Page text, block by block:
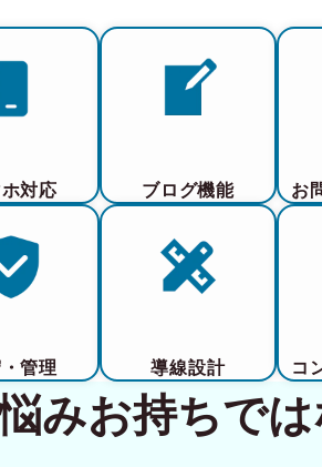
対応 ブログ機能 お
管理 導線設計 コ
みお持ちで